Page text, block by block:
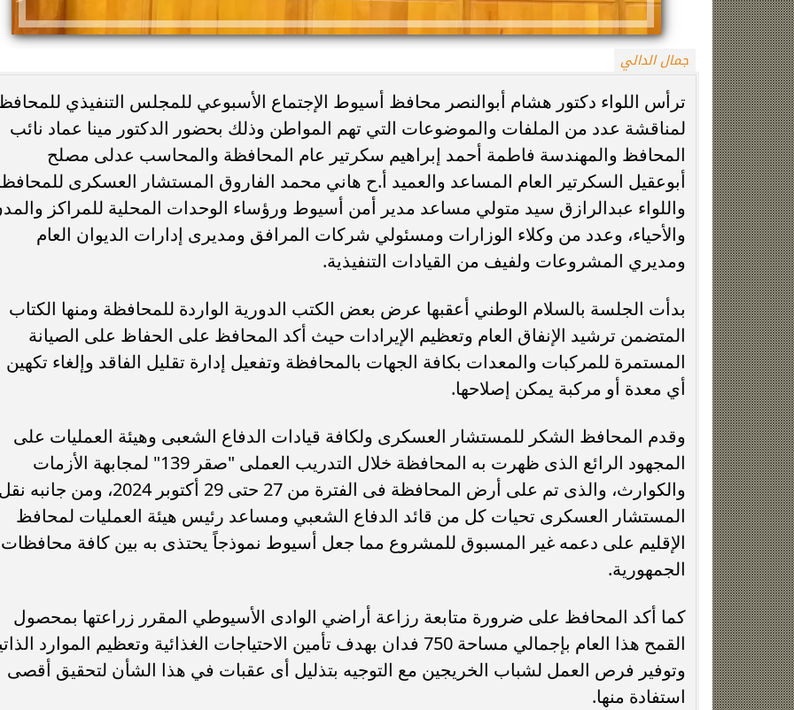
جمال الدالي
ترأس اللواء دكتور هشام أبوالنصر محافظ أسيوط الإجتماع الأسبوعي للمجلس التنفيذي
لمناقشة عدد من الملفات والموضوعات التي تهم المواطن وذلك بحضور الدكتور مينا عماد نائب
المحافظ والمهندسة فاطمة أحمد إبراهيم سكرتير عام المحافظة والمحاسب عدلى مصلح
أبوعقيل السكرتير العام المساعد والعميد أ.ح هاني محمد الفاروق المستشار العسكرى
واللواء عبدالرازق سيد متولي مساعد مدير أمن أسيوط ورؤساء الوحدات المحلية للمراكز
والأحياء، وعدد من وكلاء الوزارات ومسئولي شركات المرافق ومديرى إدارات الديوان العام
ومديري المشروعات ولفيف من القيادات التنفيذية.
بدأت الجلسة بالسلام الوطني أعقبها عرض بعض الكتب الدورية الواردة للمحافظة ومنها الكتاب
المتضمن ترشيد الإنفاق العام وتعظيم الإيرادات حيث أكد المحافظ على الحفاظ على الصيانة
المستمرة للمركبات والمعدات بكافة الجهات بالمحافظة وتفعيل إدارة تقليل الفاقد وإلغاء تكهين
أي معدة أو مركبة يمكن إصلاحها.
وقدم المحافظ الشكر للمستشار العسكرى ولكافة قيادات الدفاع الشعبى وهيئة العمليات على
المجهود الرائع الذى ظهرت به المحافظة خلال التدريب العملى "صقر 139" لمجابهة الأزمات
والكوارث، والذى تم على أرض المحافظة فى الفترة من 27 حتى 29 أكتوبر 2024، ومن
المستشار العسكرى تحيات كل من قائد الدفاع الشعبي ومساعد رئيس هيئة العمليات لمحافظ
الإقليم على دعمه غير المسبوق للمشروع مما جعل أسيوط نموذجاً يحتذى به بين كافة محافظات
الجمهورية.
كما أكد المحافظ على ضرورة متابعة رزاعة أراضي الوادى الأسيوطي المقرر زراعتها بمحصول
القمح هذا العام بإجمالي مساحة 750 فدان بهدف تأمين الاحتياجات الغذائية وتعظيم الموارد
وتوفير فرص العمل لشباب الخريجين مع التوجيه بتذليل أى عقبات في هذا الشأن لتحقيق أقصى
استفادة منها.
حقيقة منتحلة صفة صحفية.. التحقيقات
تكشف سبب مشاجرة سائق النقل الذكي
جنازة سونيا كمال اليوم.. صلاة الظهر في
مسجد السلام بمدينة نصر
8 أطعمة تساعد الحامل على التحكم
ضغط الدم.. نصائح مهمة أثناء...